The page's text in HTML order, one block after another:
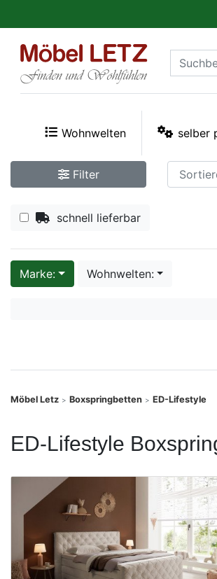
Wohnwelten selber
Filter
schnell lieferbar
Marke: Wohnwelten:
Möbel Letz > Boxspringbetten > ED-Lifestyle
ED-Lifestyle
Kundenmeinungen
PREMIUM
Schnell
lieferbar
SALE
Polsterplaner
Finanzierung
Letz-